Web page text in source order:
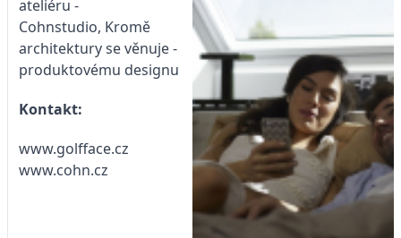
ateliéru ­
Cohnstudio, Kromě
architektury se věnuje ­
produktovému designu
Kontakt:
www.golfface.cz
www.cohn.cz